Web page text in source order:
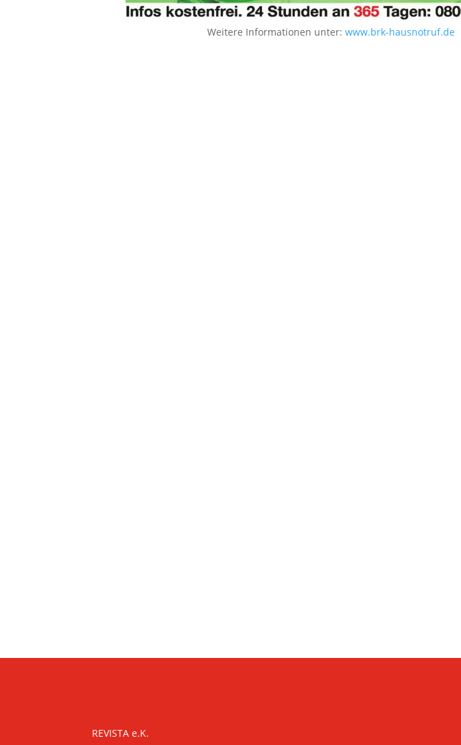
Weitere Informationen unter:www.brk-hausnotruf.de
REVISTA e.K.